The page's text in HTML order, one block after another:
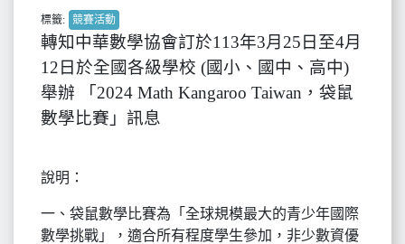
標籤: 競賽活動
轉知中華數學協會訂於113年3月25日至4月
12日於全國各級學校 (國小、國中、高中)
舉辦 「2024 Math Kangaroo Taiwan，袋鼠
數學比賽」訊息
說明：
一、袋鼠數學比賽為「全球規模最大的青少年國際
數學挑戰」，適合所有程度學生參加，非少數資優